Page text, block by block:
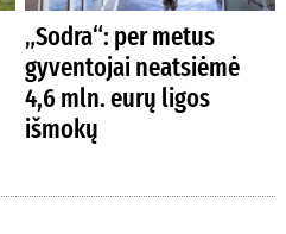
„Sodra“: per metus
gyventojai neatsiėmė
4,6 mln. eurų ligos
išmokų